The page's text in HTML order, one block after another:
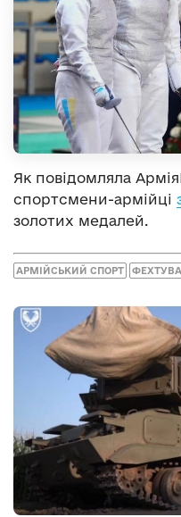
Як повідомляла
спортсмени-армійці
золотих медалей.
АРМІЙСЬКИЙ СПОРТ